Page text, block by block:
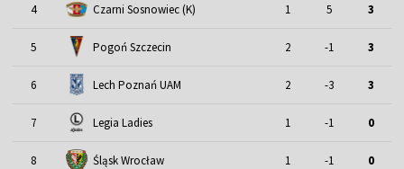
4 Czarni Sosnowiec (K) 1 5 3
5 Pogoń Szczecin 2 -1 3
6 Lech Poznań UAM 2 -3 3
7 Legia Ladies 1 -1 0
8 Śląsk Wrocław 1 -1 0